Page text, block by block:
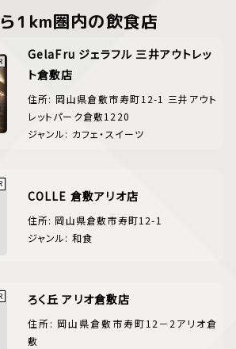
1km圏内の飲食店
GelaFru ジェラフル 三井アウトレッ
ト倉敷店
住所: 岡山県倉敷市寿町12-1 三井アウト
レットパーク倉敷1220
ジャンル: カフェ・スイーツ
COLLE 倉敷アリオ店
住所: 岡山県倉敷市寿町12-1
ジャンル: 和食
ろく丘 アリオ倉敷店
住所: 岡山県倉敷市寿町12－2アリオ倉
敷